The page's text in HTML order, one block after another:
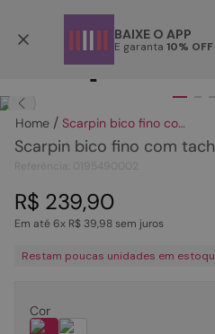
BAIXE O APP
E garanta 10% OFF
Scarpin bico fino com tachas - PRETA
Scarpin bico fino com
R$ 239,90
Em até6x R$ 39,98sem juros
Restam poucas unidades em
Cor
1º
2º
bota
4º
rasteira
5º
sandalia
6º
tamanco
sapatilha